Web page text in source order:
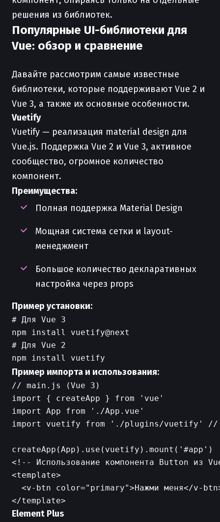
решения из библиотек.
Популярные UI-библиотеки для
Vue: обзор и сравнение
Давайте рассмотрим самые известные
библиотеки, которые поддерживают Vue 2 и
Vue 3, а также их основные особенности.
Vuetify
Vuetify — реализация material design для
Vue.js. Поддержка Vue 2 и Vue 3, активное
сообщество, огромное количество
компонент.
Преимущества:
Полная поддержка Material Design
Мощная система сетки и layout-
менеджмент
Большое количество декларативных
настройка через props
Пример установки:
# Для Vue 3
npm install vuetify@next
# Для Vue 2
Пример импорта и использования:
// main.js (Vue 3)
import { createApp } from 'vue'
import App from './App.vue'
import vuetify from './plugins/vuetify' //
<!-- Использование компонента Button из
<template>
<v-btn color="primary">Нажми меня</v-
Element Plus